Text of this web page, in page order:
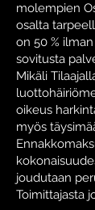
molempien
osalta
on 50 %
sovitusta
Mikäli
oikeus
myös
joudutaan
Toimittajasta